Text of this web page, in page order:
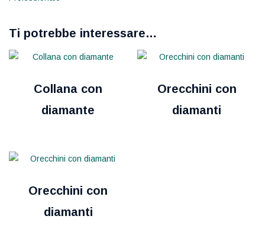
Ti potrebbe interessare…
Collana con
diamante
Orecchini con
diamanti
Orecchini con
diamanti